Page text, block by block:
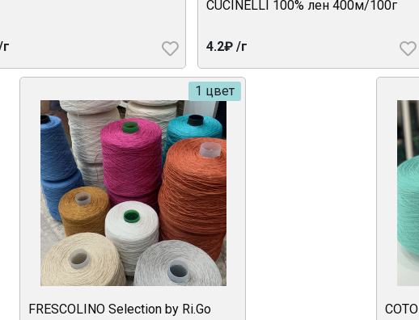
CUCINELLI 100% лен 400м/100г
4.2₽ /г
FRESCOLINO Selection by Ri.Go
1 цвет